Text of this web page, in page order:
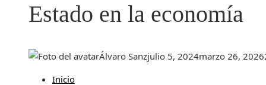
Estado en la economía
Álvaro Sanzjulio 5, 2024marzo 26, 2026
Inicio